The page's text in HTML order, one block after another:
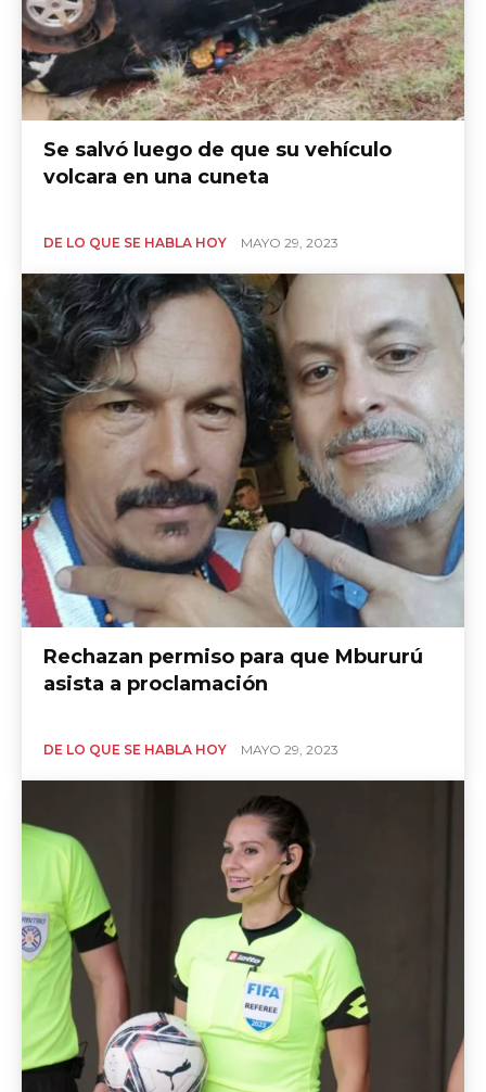
Se salvó luego de que su vehículo
volcara en una cuneta
DE LO QUE SE HABLA HOY MAYO 29, 2023
Rechazan permiso para que Mbururú
asista a proclamación
DE LO QUE SE HABLA HOY MAYO 29, 2023